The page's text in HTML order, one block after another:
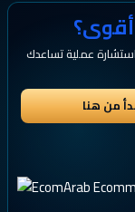
أقوى؟
عملية تساعدك
من هنا